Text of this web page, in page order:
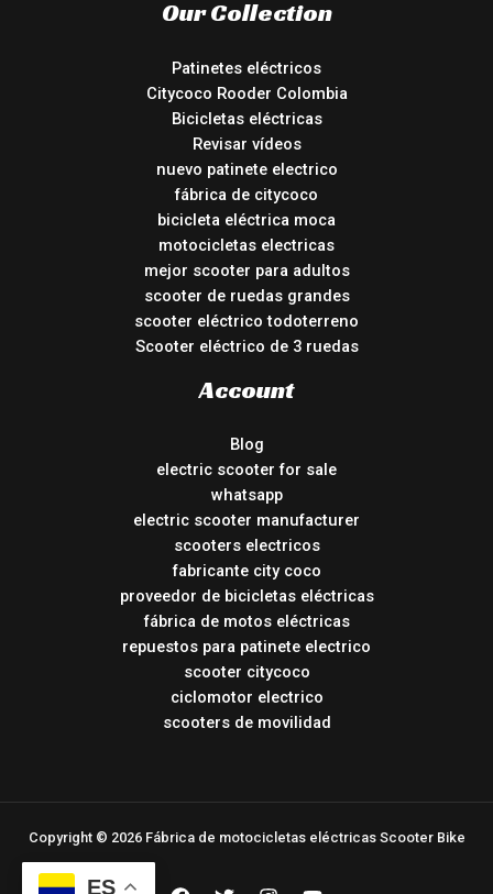
Our Collection
Patinetes eléctricos
Citycoco Rooder Colombia
Bicicletas eléctricas
Revisar vídeos
nuevo patinete electrico
fábrica de citycoco
bicicleta eléctrica moca
motocicletas electricas
mejor scooter para adultos
scooter de ruedas grandes
scooter eléctrico todoterreno
Scooter eléctrico de 3 ruedas
Account
Blog
electric scooter for sale
whatsapp
electric scooter manufacturer
scooters electricos
fabricante city coco
proveedor de bicicletas eléctricas
fábrica de motos eléctricas
repuestos para patinete electrico
scooter citycoco
ciclomotor electrico
scooters de movilidad
Copyright © 2026 Fábrica de motocicletas eléctricas Scooter Bike
ES